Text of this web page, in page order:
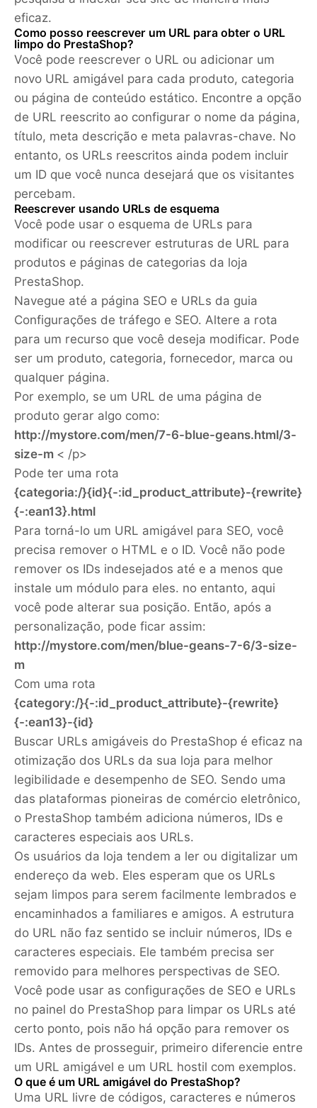
eficaz.
Como posso reescrever um URL para obter o URL
limpo do PrestaShop?
Você pode reescrever o URL ou adicionar um
novo URL amigável para cada produto, categoria
ou página de conteúdo estático. Encontre a opção
de URL reescrito ao configurar o nome da página,
título, meta descrição e meta palavras-chave. No
entanto, os URLs reescritos ainda podem incluir
um ID que você nunca desejará que os visitantes
percebam.
Reescrever usando URLs de esquema
Você pode usar o esquema de URLs para
modificar ou reescrever estruturas de URL para
produtos e páginas de categorias da loja
PrestaShop.
Navegue até a página SEO e URLs da guia
Configurações de tráfego e SEO. Altere a rota
para um recurso que você deseja modificar. Pode
ser um produto, categoria, fornecedor, marca ou
qualquer página.
Por exemplo, se um URL de uma página de
produto gerar algo como:
http://mystore.com/men/7-6-blue-geans.html/3-
size-m < /p>
Pode ter uma rota
{categoria:/}{id}{-:id_product_attribute}-{rewrite}
{-:ean13}.html
Para torná-lo um URL amigável para SEO, você
precisa remover o HTML e o ID. Você não pode
remover os IDs indesejados até e a menos que
instale um módulo para eles. no entanto, aqui
você pode alterar sua posição. Então, após a
personalização, pode ficar assim:
http://mystore.com/men/blue-geans-7-6/3-size-
m
Com uma rota
{category:/}{-:id_product_attribute}-{rewrite}
{-:ean13}-{id}
Buscar URLs amigáveis do PrestaShop é eficaz na
otimização dos URLs da sua loja para melhor
legibilidade e desempenho de SEO. Sendo uma
das plataformas pioneiras de comércio eletrônico,
o PrestaShop também adiciona números, IDs e
caracteres especiais aos URLs.
Os usuários da loja tendem a ler ou digitalizar um
endereço da web. Eles esperam que os URLs
sejam limpos para serem facilmente lembrados e
encaminhados a familiares e amigos. A estrutura
do URL não faz sentido se incluir números, IDs e
caracteres especiais. Ele também precisa ser
removido para melhores perspectivas de SEO.
Você pode usar as configurações de SEO e URLs
no painel do PrestaShop para limpar os URLs até
certo ponto, pois não há opção para remover os
IDs. Antes de prosseguir, primeiro diferencie entre
um URL amigável e um URL hostil com exemplos.
O que é um URL amigável do PrestaShop?
Uma URL livre de códigos, caracteres e números